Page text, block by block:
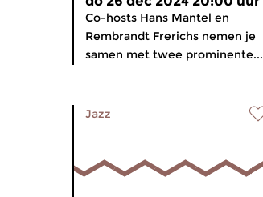
Co-hosts Hans Mantel en
Rembrandt Frerichs nemen je
samen met twee prominente...
Jazz